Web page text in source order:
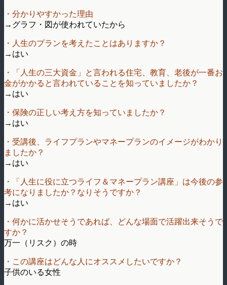
・分かりやすかった理由
→グラフ・図が使われていたから
・人生のプランを考えたことはありますか？
→はい
・「人生の三大資金」と言われる住宅、教育、老後が一番お
金がかかると言われていることを知っていましたか？
→はい
・保険の正しい考え方を知っていましたか？
→はい
・受講後、ライフプランやマネープランのイメージがわかり
ましたか？
→はい
・「人生に役に立つライフ＆マネープラン講座」は今後の参
考になりましたか？なりそうですか？
→はい
・何かに活かせそうであれば、どんな場面で活躍出来そうで
すか？
万一（リスク）の時
・この講座はどんな人にオススメしたいですか？
子供のいる女性